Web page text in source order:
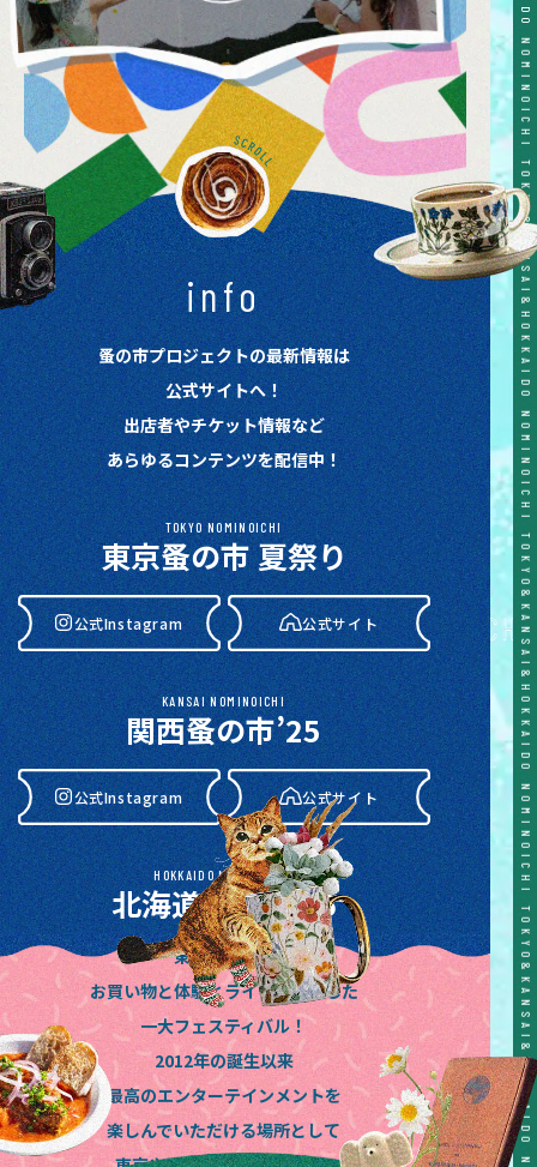
info
蚤の市プロジェクトの最新情報は
公式サイトへ！
出店者やチケット情報など
あらゆるコンテンツを配信中！
TOKYO NOMINOICHI
東京蚤の市 夏祭り
公式Instagram 公式サイト
KANSAI NOMINOICHI
関西蚤の市’25
公式Instagram 公式サイト
HOKKAIDO NOMINOICHI
北海道蚤の市’26
公式Instagram 公式サイト
東京蚤の市は
お買い物と体験とライブが融合した
一大フェスティバル！
2012年の誕生以来
最高のエンターテインメントを
楽しんでいただける場所として